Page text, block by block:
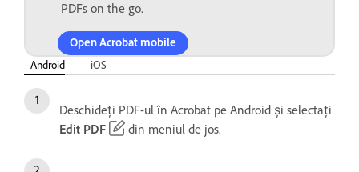
PDFs on the go.
Open Acrobat mobile
Android iOS
Deschideți PDF-ul în Acrobat pe Android și selectați
Edit PDF
din meniul de jos.